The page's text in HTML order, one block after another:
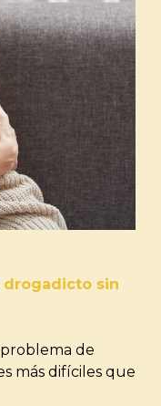
drogadicto sin
de
más difíciles que